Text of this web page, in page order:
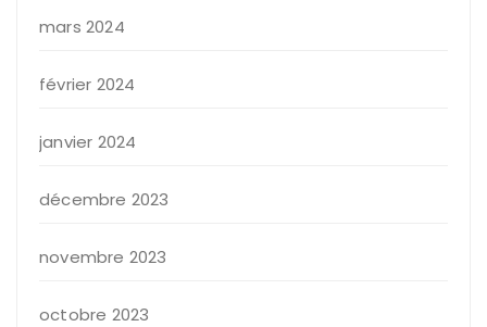
mars 2024
février 2024
janvier 2024
décembre 2023
novembre 2023
octobre 2023